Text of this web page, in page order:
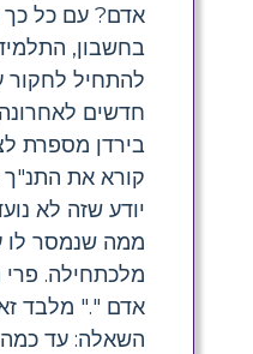
אדם? עם כל
בחשבון,
להתחיל לחקור
חדשים
בירדן מספרת
קורא את התנ"ך
יודע שזה לא
ממה שנמסר לו
מלכתחילה. פרי
אדם "." מלבד
השאלה: עד כמה